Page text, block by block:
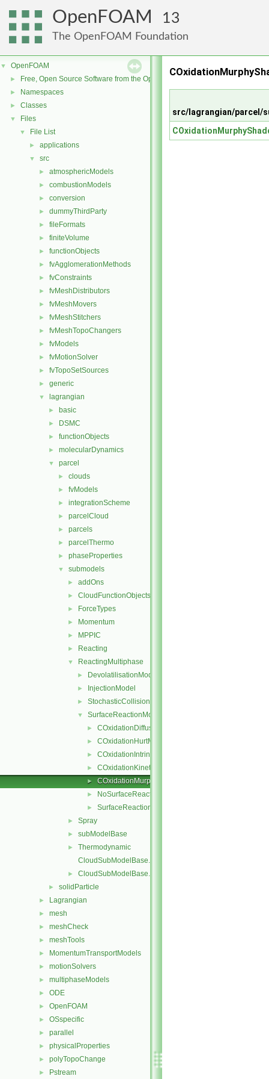
OpenFOAM 13
The OpenFOAM Foundation
▼ OpenFOAM
► Free, Open Source Software from the OpenFOAM Foundation
► Namespaces
► Classes
▼ Files
▼ File List
► applications
▼ src
► atmosphericModels
► combustionModels
► conversion
► dummyThirdParty
► fileFormats
► finiteVolume
► functionObjects
► fvAgglomerationMethods
► fvConstraints
► fvMeshDistributors
► fvMeshMovers
► fvMeshStitchers
► fvMeshTopoChangers
► fvModels
► fvMotionSolver
► fvTopoSetSources
► generic
▼ lagrangian
► basic
► DSMC
► functionObjects
► molecularDynamics
▼ parcel
► clouds
► fvModels
► integrationScheme
► parcelCloud
► parcels
► parcelThermo
► phaseProperties
▼ submodels
► addOns
► CloudFunctionObjects
► ForceTypes
► Momentum
► MPPIC
► Reacting
▼ ReactingMultiphase
► DevolatilisationModel
► InjectionModel
► StochasticCollision
▼ SurfaceReactionModel
► COxidationDiffusionLimitedRate
► COxidationHurtMitchell
► COxidationIntrinsicRate
► COxidationKineticDiffusionLimitedRate
► COxidationMurphyShaddix
► NoSurfaceReaction
► SurfaceReactionModel
► Spray
► subModelBase
►
Thermodynamic
CloudSubModelBase.C
► CloudSubModelBase.H
► solidParticle
► Lagrangian
► mesh
► meshCheck
► meshTools
► MomentumTransportModels
► motionSolvers
► multiphaseModels
► ODE
► OpenFOAM
► OSspecific
► parallel
► physicalProperties
► polyTopoChange
► Pstream
src/lagrangian/parcel/